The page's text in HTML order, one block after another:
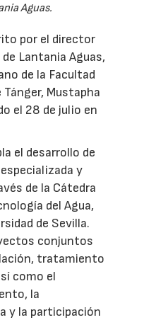
Aguas.
por el director
Lantania Aguas,
de la Facultad
Tánger, Mustapha
el 28 de julio en
el desarrollo de
y
de la Cátedra
del Agua,
de Sevilla.
conjuntos
tratamiento
como el
la
y la participación